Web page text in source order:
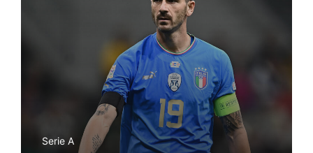
Serie A